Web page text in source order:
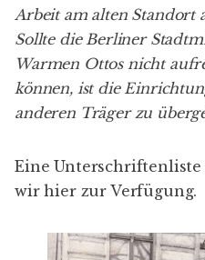
Arbeit am alten Standort
Sollte die Berliner
Warmen Ottos nicht
können, ist die
anderen Träger zu
EineUnterschriftenliste
wir hier zur Verfügung.